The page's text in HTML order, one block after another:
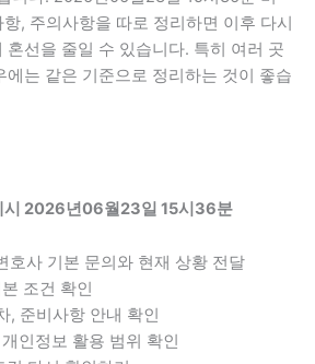
, 주의사항을 따로 정리하면 이후 다시
혼선을 줄일 수 있습니다. 특히 여러 곳
에는 같은 기준으로 정리하는 것이 좋습
시 2026년06월23일 15시36분
호사 기본 문의와 현재 상황 전달
조건 확인
, 준비사항 안내 확인
인정보 활용 범위 확인